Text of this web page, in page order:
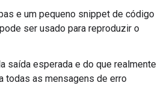
e um pequeno snippet de código
ser usado para reproduzir o
saída esperada e do que realmente
todas as mensagens de erro